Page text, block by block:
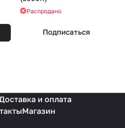
Распродано
Подписаться
и оплата
Магазин